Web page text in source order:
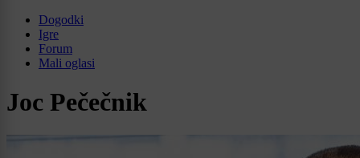
Dogodki
Igre
Forum
Mali oglasi
Joc Pečečnik